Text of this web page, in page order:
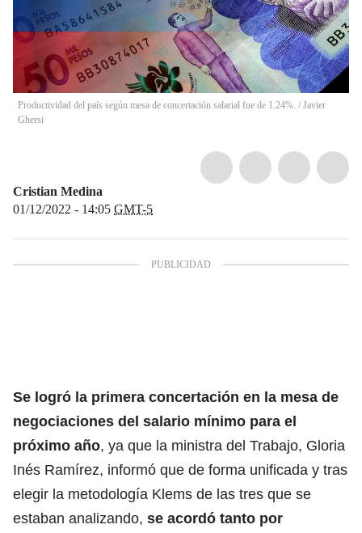
Productividad del país según mesa de concertación salarial fue de 1.24%. / Javier
Ghersi
Cristian Medina
01/12/2022 - 14:05 GMT-5
Se logró la primera concertación en la mesa de
negociaciones del salario mínimo para el
próximo año, ya que la ministra del Trabajo, Gloria
Inés Ramírez, informó que de forma unificada y tras
elegir la metodología Klems de las tres que se
estaban analizando, se acordó tanto por